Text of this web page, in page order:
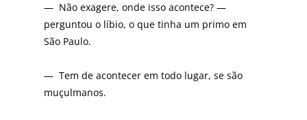
— Não exagere, onde isso acontece? —
perguntou o líbio, o que tinha um primo em
São Paulo.
— Tem de acontecer em todo lugar, se são
muçulmanos.